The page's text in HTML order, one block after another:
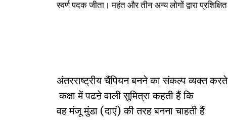
स्वर्ण पदक जीता। महंत और तीन अन्य लोगों द्वारा
अंतरराष्ट्रीय चैंपियन बनने का संकल्प व्यक्त
कक्षा में पढऩे वाली सुमित्रा कहती हैं कि
वह मंजू मुंडा (दाएं) की तरह बनना चाहती हैं